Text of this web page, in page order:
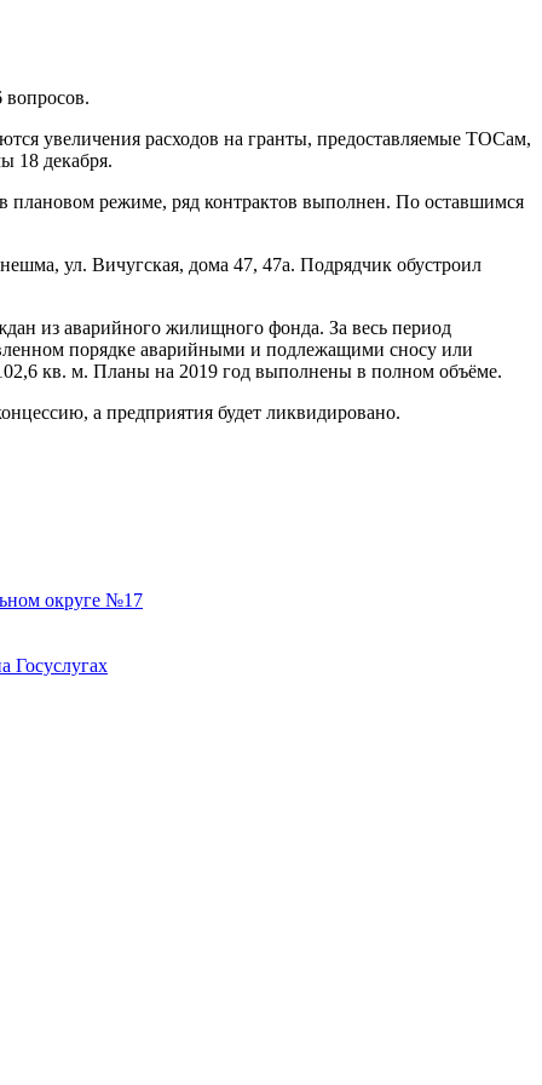
вопросов.
увеличения расходов на гранты, предоставляемые ТОСам,
18 декабря.
плановом режиме, ряд контрактов выполнен. По оставшимся
ул. Вичугская, дома 47, 47а. Подрядчик обустроил
из аварийного жилищного фонда. За весь период
порядке аварийными и подлежащими сносу или
кв. м. Планы на 2019 год выполнены в полном объёме.
а предприятия будет ликвидировано.
округе №17
Госуслугах